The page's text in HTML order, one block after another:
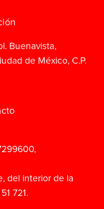
Buenavista,
de México, C.P.
del interior de la
721.